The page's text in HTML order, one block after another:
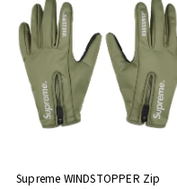
Supreme WINDSTOPPER Zip